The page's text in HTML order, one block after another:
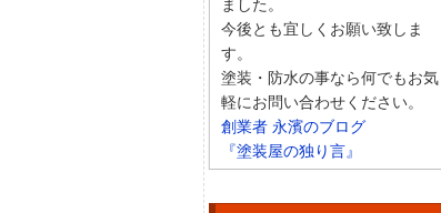
ました。
今後とも宜しくお願い致しま
す。
塗装・防水の事なら何でもお気
軽にお問い合わせください。
創業者 永濱のブログ
『塗装屋の独り言』